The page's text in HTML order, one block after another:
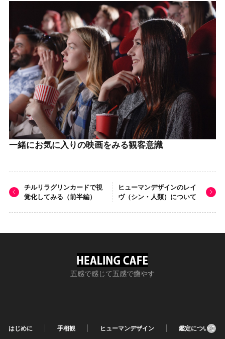
一緒にお気に入りの映画をみる観客意識
チルリラグリンカードで視
覚化してみる（前半編）
ヒューマンデザインのレイ
ヴ（シン・人類）について
五感で感じて五感で癒やす
はじめに 手相観 ヒューマンデザイン 鑑定について